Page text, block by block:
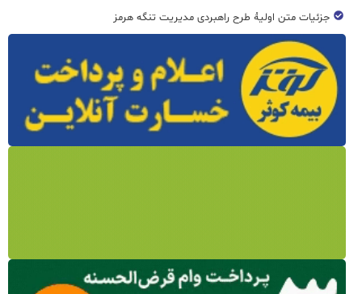
جزئیات متن اولیۀ طرح راهبردی مدیریت تنگه هرمز